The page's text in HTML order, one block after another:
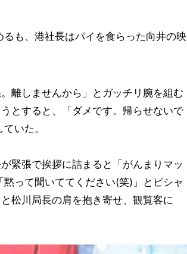
も、港社長はパイを食らった向井の映
離しませんから」とガッチリ腕を組む
とすると、「ダメです。帰らせないで
いた。
緊張で挨拶に詰まると「がんまりマッ
って聞いててください(笑)」とピシャ
松川局長の肩を抱き寄せ、観覧客に